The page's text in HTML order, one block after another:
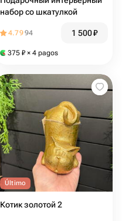
набор со шкатулкой
4.7994 1 500₽
375 ₽ × 4 pagos
Último
Котик золотой 2